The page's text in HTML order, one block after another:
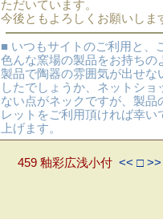
ただいています。
今後ともよろしくお願いしま
■ いつもサイトのご利用と、
色んな窯場の製品をお持ち
製品で陶器の雰囲気が出せ
したでしょうか、ネットシ
ない点がネックですが、製
レットをご利用頂ければ幸
上げます。
459 釉彩広浅小付 << □ >>